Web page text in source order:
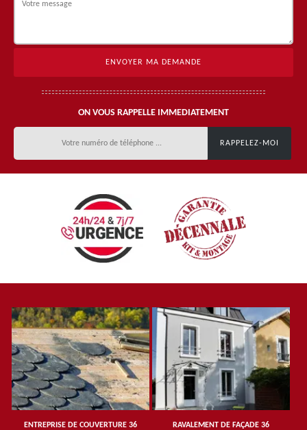
ON VOUS RAPPELLE IMMEDIATEMENT
ENTREPRISE DE COUVERTURE 36 RAVALEMENT DE FAÇADE 36